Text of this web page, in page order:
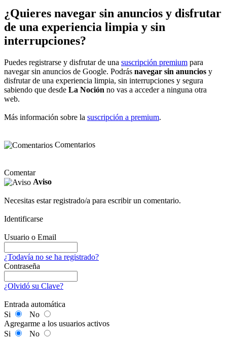
¿Quieres navegar sin anuncios y disfrutar
de una experiencia limpia y sin
interrupciones?
Puedes registrarse y disfrutar de una suscripción premium para
navegar sin anuncios de Google. Podrás navegar sin anuncios y
disfrutar de una experiencia limpia, sin interrupciones y segura
sabiendo que desde La Noción no vas a acceder a ninguna otra
web.
Más información sobre la suscripción a premium.
Comentarios
Comentar
Aviso
Necesitas estar registrado/a para escribir un comentario.
Identificarse
Usuario o Email
¿Todavía no se ha registrado?
Contraseña
¿Olvidó su Clave?
Entrada automática
Si
No
Agregarme a los usuarios activos
Si
No